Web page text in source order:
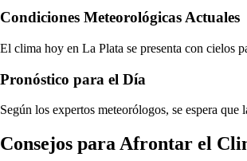
Condiciones Meteorológicas Actuales
El clima hoy en La Plata se presenta con cielos
Pronóstico para el Día
Según los expertos meteorólogos, se espera
Consejos para Afrontar el